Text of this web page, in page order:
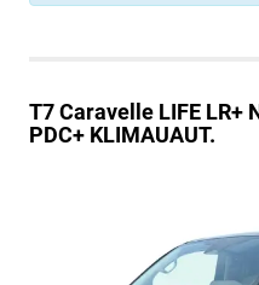
T7 Caravelle LIFE LR+
PDC+ KLIMAUAUT.